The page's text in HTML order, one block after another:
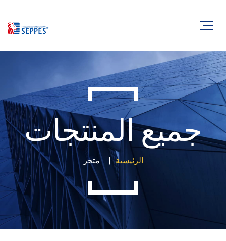
جميع المنتجات
الرئيسية متجر